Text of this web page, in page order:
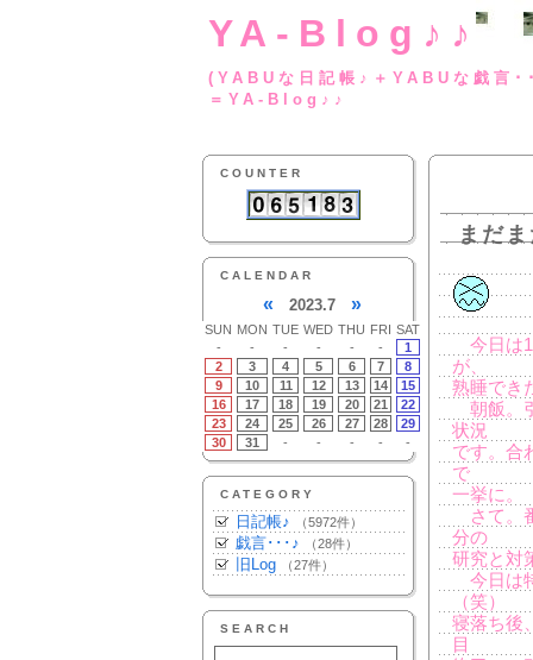
YA-Blog♪♪
(YABUな日記帳♪
＝YA-Blog♪♪
COUNTER
CALENDAR
« 2023.7 »
SUN MON TUE WED THU FRI SAT
-
- - - - -
1
2
3 4 5 6 7
8
9
10 11 12 13 14
15
16
17 18 19 20 21
22
23
24 25 26 27 28
29
30
31 - - - - -
CATEGORY
日記帳♪ （5972件）
戯言･･･♪ （28件）
旧Log （27件）
SEARCH
まだ
今日は
が、
熟睡でき
朝飯。
状況
です。合
で
一挙に。
さて。
分の
研究と対
今日は
（笑）
寝落ち後
目